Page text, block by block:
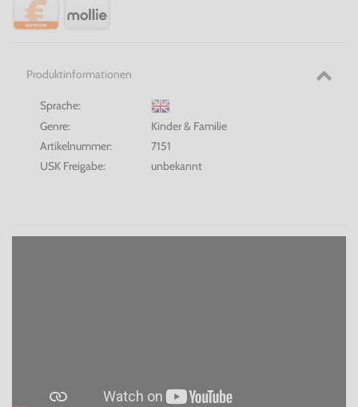
Produktinformationen
Sprache:
Genre:
Kinder & Familie
Artikelnummer:
7151
USK Freigabe:
unbekannt